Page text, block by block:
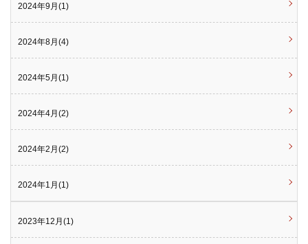
2024年9月(1)
2024年8月(4)
2024年5月(1)
2024年4月(2)
2024年2月(2)
2024年1月(1)
2023年12月(1)